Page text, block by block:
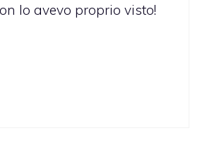
lo avevo proprio visto!